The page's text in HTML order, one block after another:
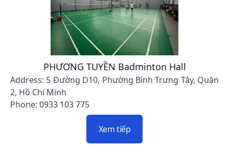
PHƯƠNG TUYỀN Badminton Hall
Address: 5 Đường D10, Phường Bình Trưng Tây, Quận
2, Hồ Chí Minh
Phone: 0933 103 775
Xem tiếp